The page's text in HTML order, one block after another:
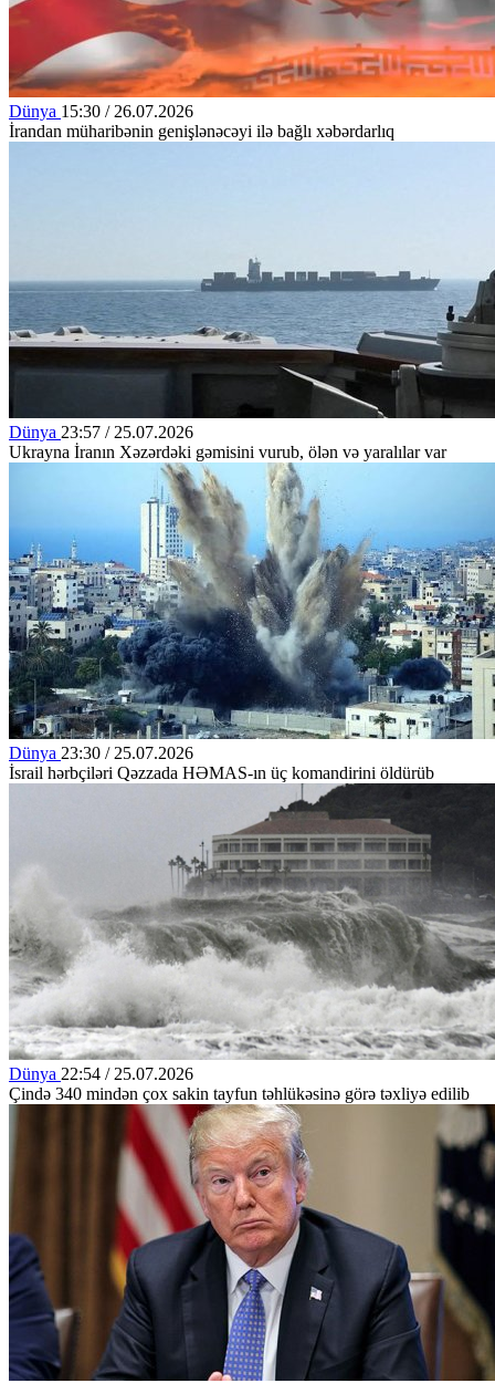
Dünya 15:30 / 26.07.2026
İrandan müharibənin genişlənəcəyi ilə bağlı xəbərdarlıq
Dünya 23:57 / 25.07.2026
Ukrayna İranın Xəzərdəki gəmisini vurub, ölən və yaralılar var
Dünya 23:30 / 25.07.2026
İsrail hərbçiləri Qəzzada HƏMAS-ın üç komandirini öldürüb
Dünya 22:54 / 25.07.2026
Çində 340 mindən çox sakin tayfun təhlükəsinə görə təxliyə edilib